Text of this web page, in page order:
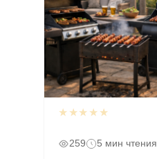
★★★★★
259 5 мин чтения